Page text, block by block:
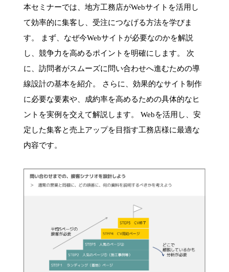
本セミナーでは、地方工務店がWebサイトを活用し
て効率的に集客し、受注につなげる方法を学びま
す。 まず、なぜ今Webサイトが必要なのかを解説
し、競争力を高めるポイントを明確にします。 次
に、訪問者がスムーズに問い合わせへ進むための導
線設計の基本を紹介。 さらに、効果的なサイト制作
に必要な要素や、成約率を高めるための具体的なヒ
ントを実例を交えて解説します。 Webを活用し、安
定した集客と売上アップを目指す工務店様に最適な
内容です。